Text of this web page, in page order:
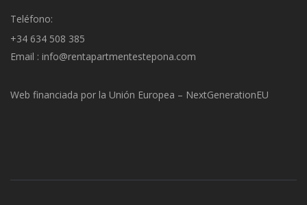
Teléfono:
+34 634 508 385
Email : info@rentapartmentestepona.com
Web financiada por la Unión Europea – NextGenerationEU